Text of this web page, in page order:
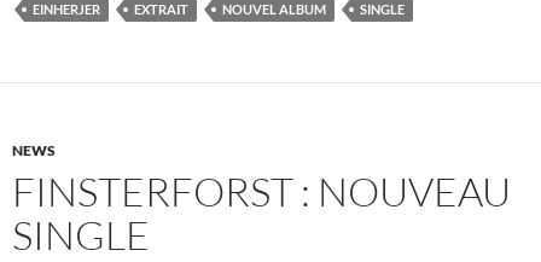
EINHERJER EXTRAIT NOUVEL ALBUM SINGLE
NEWS
FINSTERFORST : NOUVEAU
SINGLE